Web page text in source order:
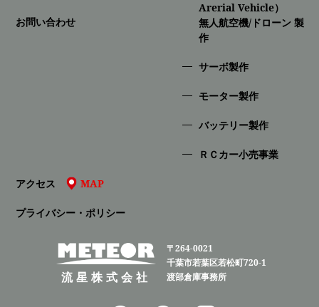
お問い合わせ
Arerial Vehicle）
無人航空機/ドローン 製
作
サーボ製作
モーター製作
バッテリー製作
ＲＣカー小売事業
アクセス MAP
プライバシー・ポリシー
流星株式会社
〒264-0021
千葉市若葉区若松町720-1
渡部倉庫事務所